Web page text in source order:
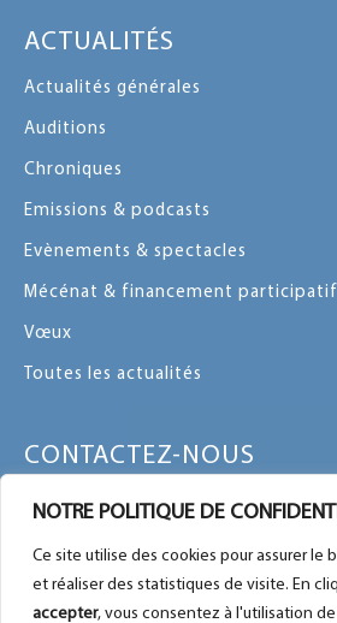
NOTRE POLITIQUE DE
Ce site utilise des cookies pour assurer
et réaliser des statistiques de visite. En
accepter, vous consentez à l'utilisation de
ACTUALITÉS
Actualités générales
Auditions
Chroniques
Emissions & podcasts
Evènements & spectacles
Mécénat & financement participatif
Vœux
Toutes les actualités
CONTACTEZ-NOUS
Contactez-nous par message ou
Plan du site
Nous retrouver sur Facebook